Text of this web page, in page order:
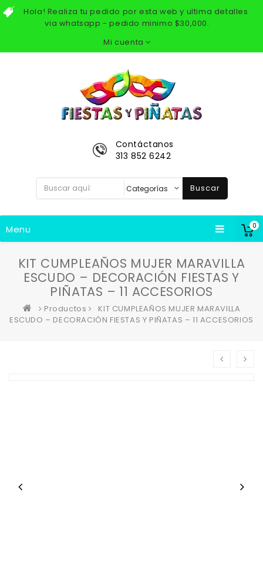
Hola! Realiza tu pedido por esta web y ultima detalles
via whatsapp - pedido minimo $30,000.
Mi cuenta
0
Contáctanos
313 852 6242
Buscar
Menu
KIT CUMPLEAÑOS MUJER MARAVILLA
ESCUDO – DECORACIÓN FIESTAS Y
PIÑATAS – 11 ACCESORIOS
Productos
KIT CUMPLEAÑOS MUJER MARAVILLA
ESCUDO – DECORACIÓN FIESTAS Y PIÑATAS – 11 ACCESORIOS